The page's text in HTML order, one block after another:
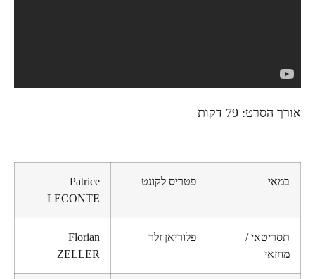
אורך הסרט: 79 דקות
במאי פטריס לקונט
Patrice
LECONTE
תסריטאי /
מחזאי
פלוריאן זלר
Florian
ZELLER